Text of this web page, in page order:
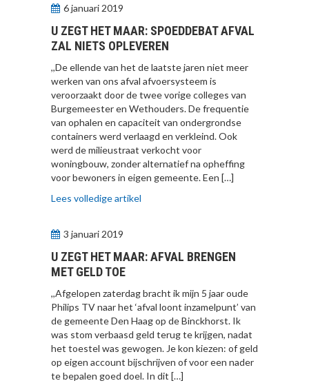
6 januari 2019
U ZEGT HET MAAR: SPOEDDEBAT AFVAL
ZAL NIETS OPLEVEREN
,,De ellende van het de laatste jaren niet meer
werken van ons afval afvoersysteem is
veroorzaakt door de twee vorige colleges van
Burgemeester en Wethouders. De frequentie
van ophalen en capaciteit van ondergrondse
containers werd verlaagd en verkleind. Ook
werd de milieustraat verkocht voor
woningbouw, zonder alternatief na opheffing
voor bewoners in eigen gemeente. Een […]
Lees volledige artikel
3 januari 2019
U ZEGT HET MAAR: AFVAL BRENGEN
MET GELD TOE
,,Afgelopen zaterdag bracht ik mijn 5 jaar oude
Philips TV naar het ‘afval loont inzamelpunt’ van
de gemeente Den Haag op de Binckhorst. Ik
was stom verbaasd geld terug te krijgen, nadat
het toestel was gewogen. Je kon kiezen: of geld
op eigen account bijschrijven of voor een nader
te bepalen goed doel. In dit […]